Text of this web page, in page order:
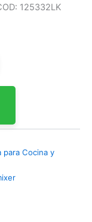
125332LK
para Cocina y